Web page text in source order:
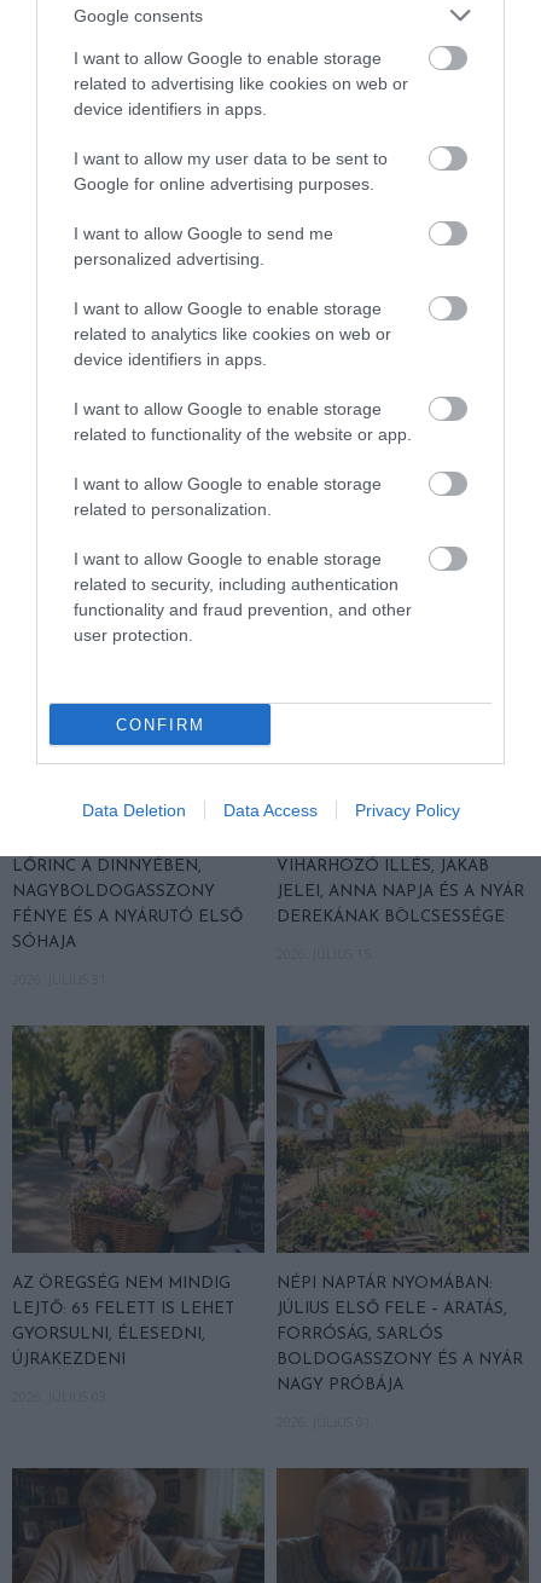
Google consents
I want to allow Google to enable storage
related to advertising like cookies on web or
device identifiers in apps.
I want to allow my user data to be sent to
Google for online advertising purposes.
I want to allow Google to send me
personalized advertising.
I want to allow Google to enable storage
related to analytics like cookies on web or
device identifiers in apps.
I want to allow Google to enable storage
related to functionality of the website or app.
I want to allow Google to enable storage
related to personalization.
I want to allow Google to enable storage
related to security, including authentication
functionality and fraud prevention, and other
user protection.
CONFIRM
Data Deletion Data Access Privacy Policy
NÉPI NAPTÁR NYOMÁBAN:
LŐRINC A DINNYÉBEN,
NAGYBOLDOGASSZONY
FÉNYE ÉS A NYÁRUTÓ ELSŐ
SÓHAJA
NÉPI NAPTÁR NYOMÁBAN:
VIHARHOZÓ ILLÉS, JAKAB
JELEI, ANNA NAPJA ÉS A NYÁR
DEREKÁNAK BÖLCSESSÉGE
AZ ÖREGSÉG NEM MINDIG
LEJTŐ: 65 FELETT IS LEHET
GYORSULNI, ÉLESEDNI,
ÚJRAKEZDENI
NÉPI NAPTÁR NYOMÁBAN:
JÚLIUS ELSŐ FELE – ARATÁS,
FORRÓSÁG, SARLÓS
BOLDOGASSZONY ÉS A NYÁR
NAGY PRÓBÁJA